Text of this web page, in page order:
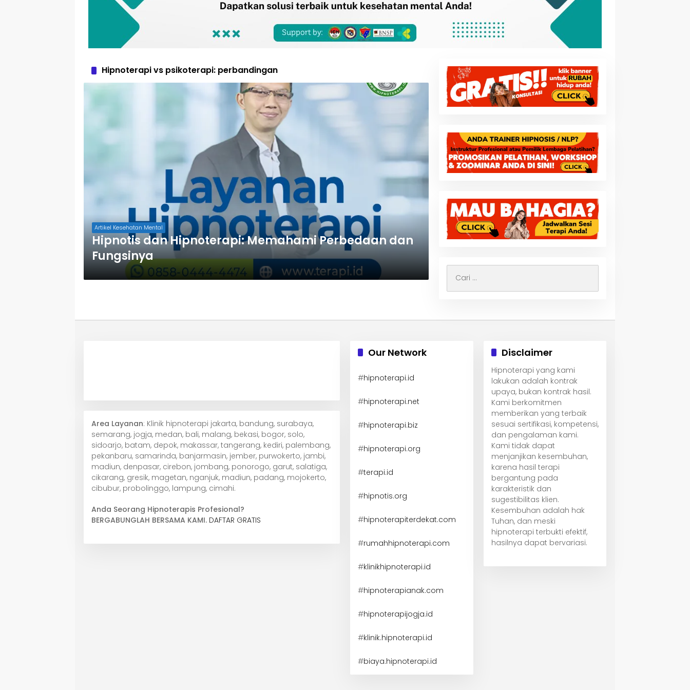
Hipnoterapi vs psikoterapi: perbandingan
Artikel Kesehatan Mental
Hipnotis dan Hipnoterapi: Memahami Perbedaan dan
Fungsinya
untuk:
Area Layanan: Klinik hipnoterapi jakarta, bandung, surabaya,
semarang, jogja, medan, bali, malang, bekasi, bogor, solo,
sidoarjo, batam, depok, makassar, tangerang, kediri, palembang,
pekanbaru, samarinda, banjarmasin, jember, purwokerto, jambi,
madiun, denpasar, cirebon, jombang, ponorogo, garut, salatiga,
cikarang, gresik, magetan, nganjuk, madiun, padang, mojokerto,
cibubur, probolinggo, lampung, cimahi.
Anda Seorang Hipnoterapis Profesional?
BERGABUNGLAH BERSAMA KAMI. DAFTAR GRATIS
Our Network
#hipnoterapi.id
#hipnoterapi.net
#hipnoterapi.biz
#hipnoterapi.org
#terapi.id
#hipnotis.org
#hipnoterapiterdekat.com
#rumahhipnoterapi.com
#klinikhipnoterapi.id
#hipnoterapianak.com
#hipnoterapijogja.id
#klinik.hipnoterapi.id
#biaya.hipnoterapi.id
Disclaimer
Hipnoterapi yang kami
lakukan adalah kontrak
upaya, bukan kontrak hasil.
Kami berkomitmen
memberikan yang terbaik
sesuai sertifikasi, kompetensi,
dan pengalaman kami.
Kami tidak dapat
menjanjikan kesembuhan,
karena hasil terapi
bergantung pada
karakteristik dan
sugestibilitas klien.
Kesembuhan adalah hak
Tuhan, dan meski
hipnoterapi terbukti efektif,
hasilnya dapat bervariasi.